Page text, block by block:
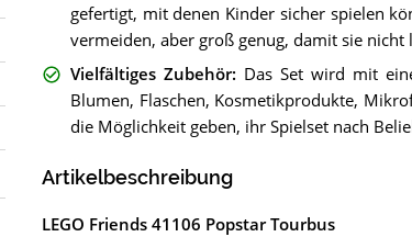
gefertigt, mit denen Kinder sicher spielen
vermeiden, aber groß genug, damit sie
Vielfältiges Zubehör: Das Set wird mit
Blumen, Flaschen, Kosmetikprodukte,
die Möglichkeit geben, ihr Spielset nach
Artikelbeschreibung
LEGO Friends 41106 Popstar Tourbus